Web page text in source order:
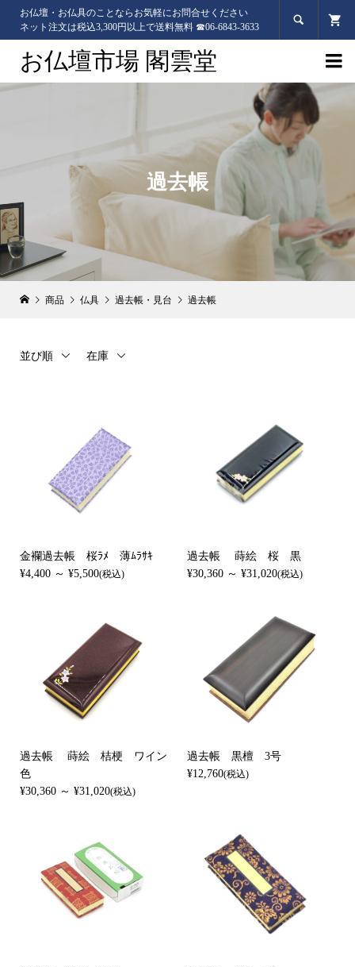
お仏壇・お仏具のことならお気軽にお問合せください
ネット注文は税込3,300円以上で送料無料 ☎06-6843-3633

お仏壇市場 閣雲堂 
過去帳
商品 仏具 過去帳・見台 過去帳
並び順 在庫
金襴過去帳 桜ﾗﾒ 薄ﾑﾗｻｷ
¥4,400 ～ ¥5,500(税込)
過去帳 蒔絵 桜 黒
¥30,360 ～ ¥31,020(税込)
過去帳 蒔絵 桔梗 ワイン
色
¥30,360 ～ ¥31,020(税込)
過去帳 黒檀 3号
¥12,760(税込)